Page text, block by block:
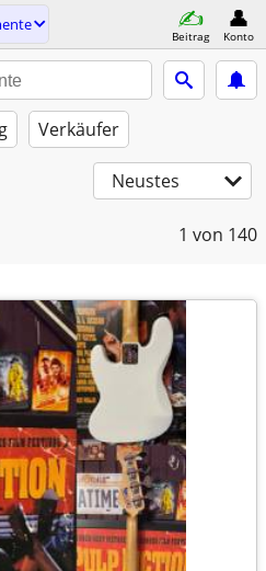
Beitrag Konto
Verkäufer
Neustes
1 von 140